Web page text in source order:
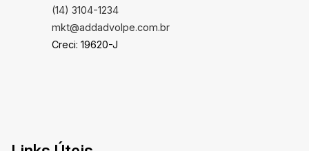
(14) 3104-1234
mkt@addadvolpe.com.br
Creci: 19620-J